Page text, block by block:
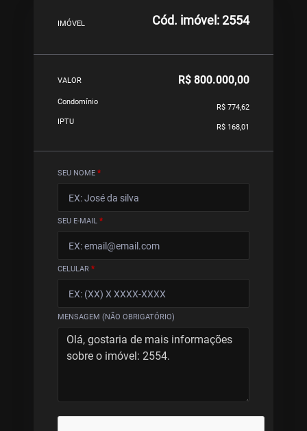
IMÓVEL Cód. imóvel: 2554
VALOR R$ 800.000,00
Condomínio
R$ 774,62
IPTU
R$ 168,01
SEU NOME *
SEU E-MAIL *
CELULAR *
MENSAGEM (NÃO OBRIGATÓRIO)